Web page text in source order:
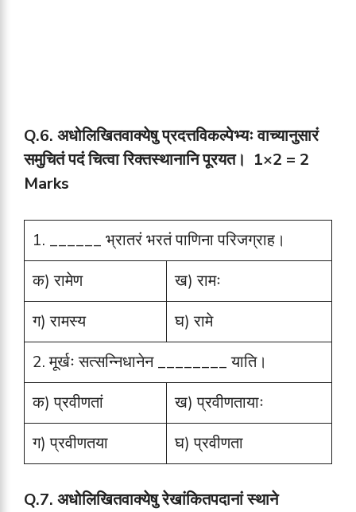
Q.6. अधोलिखितवाक्येषु प्रदत्तविकल्पेभ्यः वाच्यानुसारं
समुचितं पदं चित्वा रिक्तस्थानानि पूरयत। 1×2 = 2
Marks
1. ______ भ्रातरं भरतं पाणिना परिजग्राह।
क) रामेण
ख) रामः
ग) रामस्य
घ) रामे
2. मूर्खः सत्सन्निधानेन ________ याति।
क) प्रवीणतां
ख) प्रवीणतायाः
ग) प्रवीणतया
घ) प्रवीणता
Q.7. अधोलिखितवाक्येषु रेखांकितपदानां स्थाने